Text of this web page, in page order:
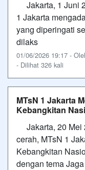
Jakarta, 1 Juni
1 Jakarta
yang diperingati
dilaks
01/06/2026 19:17 -
- Dilihat 326 kali
MTsN 1 Jakarta
Kebangkitan
Jakarta, 20 Mei
cerah, MTsN 1
Kebangkitan
dengan tema